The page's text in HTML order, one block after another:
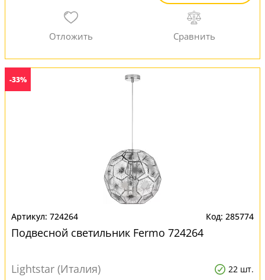
-33%
724264 285774
Подвесной светильник Fermo 724264
Lightstar (Италия) 22 шт.